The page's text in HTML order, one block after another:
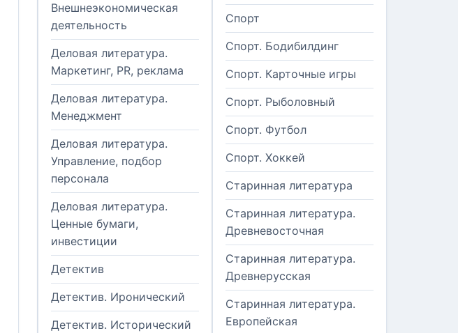
Внешнеэкономическая
деятельность
Деловая литература.
Маркетинг, PR, реклама
Деловая литература.
Менеджмент
Деловая литература.
Управление, подбор
персонала
Деловая литература.
Ценные бумаги,
инвестиции
Детектив
Детектив. Иронический
Детектив. Исторический
Спорт
Спорт. Бодибилдинг
Спорт. Карточные игры
Спорт. Рыболовный
Спорт. Футбол
Спорт. Хоккей
Старинная литература
Старинная литература.
Древневосточная
Старинная литература.
Древнерусская
Старинная литература.
Европейская